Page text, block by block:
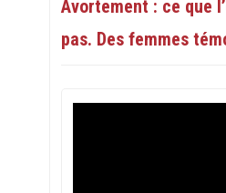
Avortement : ce que
pas. Des femmes